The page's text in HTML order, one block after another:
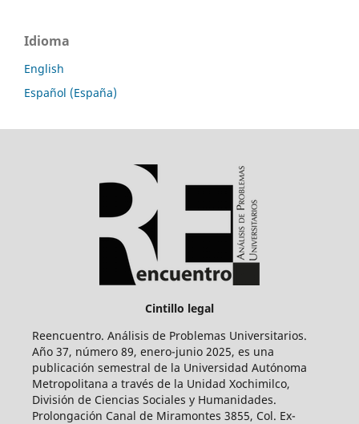
Idioma
English
Español (España)
Cintillo legal
Reencuentro. Análisis de Problemas Universitarios.
Año 37, número 89, enero-junio 2025, es una
publicación semestral de la Universidad Autónoma
Metropolitana a través de la Unidad Xochimilco,
División de Ciencias Sociales y Humanidades.
Prolongación Canal de Miramontes 3855, Col. Ex-